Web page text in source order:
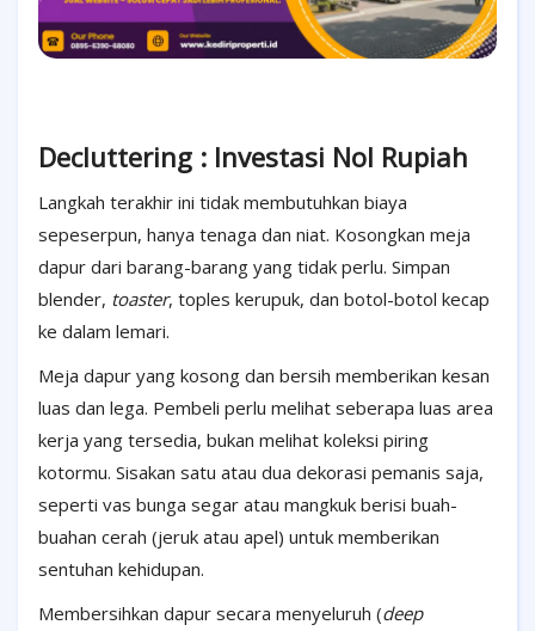
Decluttering : Investasi Nol Rupiah
Langkah terakhir ini tidak membutuhkan biaya
sepeserpun, hanya tenaga dan niat. Kosongkan meja
dapur dari barang-barang yang tidak perlu. Simpan
blender, toaster, toples kerupuk, dan botol-botol kecap
ke dalam lemari.
Meja dapur yang kosong dan bersih memberikan kesan
luas dan lega. Pembeli perlu melihat seberapa luas area
kerja yang tersedia, bukan melihat koleksi piring
kotormu. Sisakan satu atau dua dekorasi pemanis saja,
seperti vas bunga segar atau mangkuk berisi buah-
buahan cerah (jeruk atau apel) untuk memberikan
sentuhan kehidupan.
Membersihkan dapur secara menyeluruh (deep